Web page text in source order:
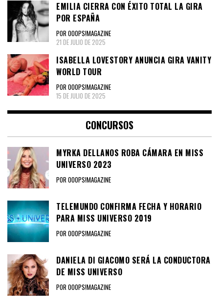
EMILIA CIERRA CON ÉXITO TOTAL LA GIRA
POR ESPAÑA
POR OOOPS!MAGAZINE
21 DE JULIO DE 2025
ISABELLA LOVESTORY ANUNCIA GIRA VANITY
WORLD TOUR
POR OOOPS!MAGAZINE
15 DE JULIO DE 2025
CONCURSOS
MYRKA DELLANOS ROBA CÁMARA EN MISS
UNIVERSO 2023
POR OOOPS!MAGAZINE
TELEMUNDO CONFIRMA FECHA Y HORARIO
PARA MISS UNIVERSO 2019
POR OOOPS!MAGAZINE
DANIELA DI GIACOMO SERÁ LA CONDUCTORA
DE MISS UNIVERSO
POR OOOPS!MAGAZINE